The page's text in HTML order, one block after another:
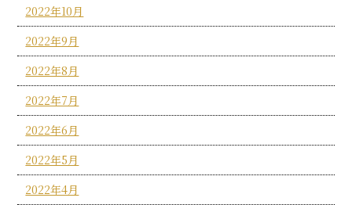
2022年10月
2022年9月
2022年8月
2022年7月
2022年6月
2022年5月
2022年4月